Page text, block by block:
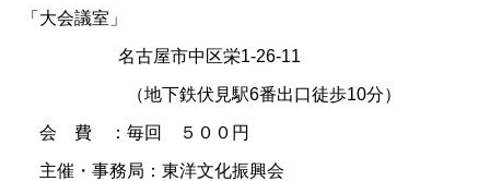
「大会議室」
名古屋市中区栄1-26-11
（地下鉄伏見駅6番出口徒歩10分）
会 費 ：毎回 ５００円
主催・事務局：東洋文化振興会